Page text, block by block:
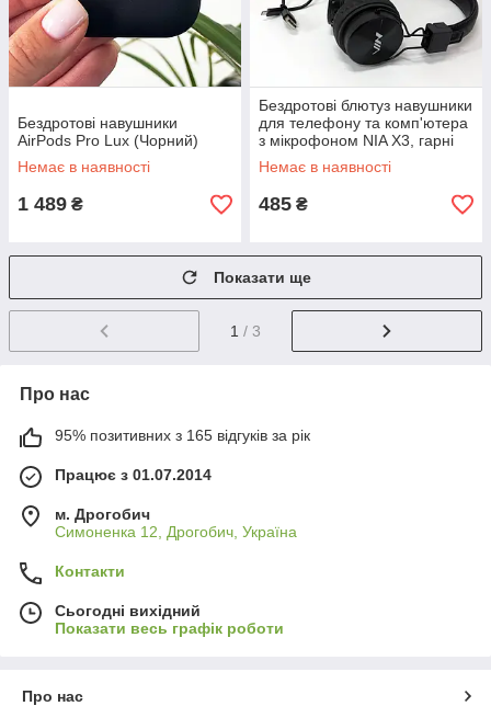
Бездротові навушники
AirPods Pro Lux (Чорний)
Немає в наявності
1 489 ₴
Бездротові блютуз навушники
для телефону та комп'ютера
з мікрофоном NIA X3, гарні
бездротові навушники
Немає в наявності
485 ₴
Показати ще
1 / 3
Про нас
95% позитивних з 165 відгуків за рік
Працює з 01.07.2014
м. Дрогобич
Симоненка 12, Дрогобич, Україна
Контакти
Сьогодні вихідний
Показати весь графік роботи
Про нас